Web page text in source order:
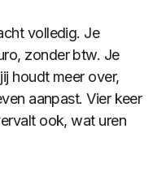
volledig. Je
zonder btw. Je
houdt meer over,
aanpast. Vier keer
ook, wat uren